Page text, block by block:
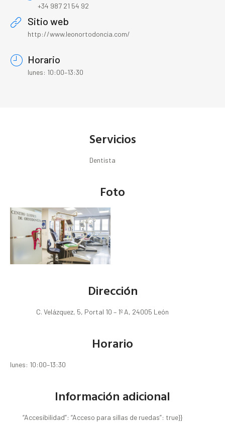
+34 987 21 54 92
Sitio web
http://www.leonortodoncia.com/
Horario
lunes: 10:00–13:30
Servicios
Dentista
Foto
Dirección
C. Velázquez, 5, Portal 10 – 1º A, 24005 León
Horario
lunes: 10:00–13:30
Información adicional
“Accesibilidad”: “Acceso para sillas de ruedas”: true}}